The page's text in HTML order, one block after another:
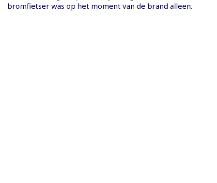
bromfietser was op het moment van de brand alleen.